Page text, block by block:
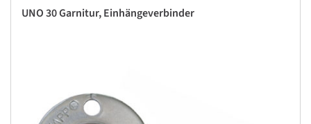
UNO 30 Garnitur, Einhängeverbinder